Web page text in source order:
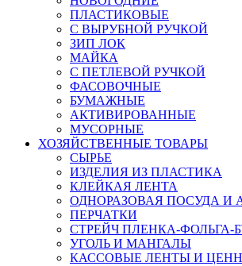
ПЛАСТИКОВЫЕ
С ВЫРУБНОЙ РУЧКОЙ
ЗИП ЛОК
МАЙКА
С ПЕТЛЕВОЙ РУЧКОЙ
ФАСОВОЧНЫЕ
БУМАЖНЫЕ
АКТИВИРОВАННЫЕ
МУСОРНЫЕ
ХОЗЯЙСТВЕННЫЕ ТОВАРЫ
СЫРЬЕ
ИЗДЕЛИЯ ИЗ ПЛАСТИКА
КЛЕЙКАЯ ЛЕНТА
ОДНОРАЗОВАЯ ПОСУДА И
ПЕРЧАТКИ
СТРЕЙЧ ПЛЕНКА-ФОЛЬГА-
УГОЛЬ И МАНГАЛЫ
КАССОВЫЕ ЛЕНТЫ И